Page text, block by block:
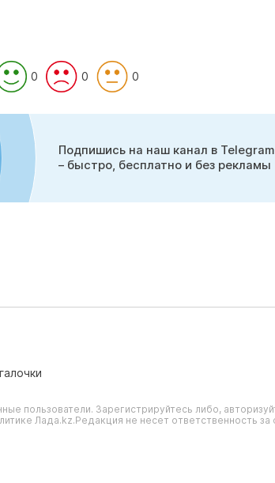
0 0 0
Подпишись на наш канал в Telegram
– быстро, бесплатно и без рекламы
пользователи. Зарегистрируйтесь либо,
Лада.kz.Редакция не несет ответственность за